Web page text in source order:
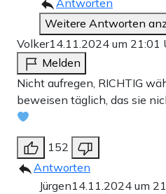
Antworten
Weitere Antworten
Volker14.11.2024 um 21:01
Melden
Nicht aufregen, RICHTIG
beweisen täglich, das sie
152
Antworten
Jürgen14.11.2024 um